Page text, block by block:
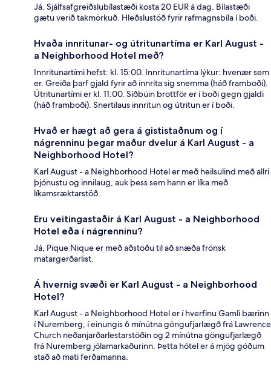
Já. Sjálfsafgreiðslubílastæði kosta 20 EUR á dag. Bílastæði
gætu verið takmörkuð. Hleðslustöð fyrir rafmagnsbíla í boði.
Hvaða innritunar- og útritunartíma er Karl August -
a Neighborhood Hotel með?
Innritunartími hefst: kl. 15:00. Innritunartíma lýkur: hvenær sem
er. Greiða þarf gjald fyrir að innrita sig snemma (háð framboði).
Útritunartími er kl. 11:00. Síðbúin brottför er í boði gegn gjaldi
(háð framboði). Snertilaus innritun og útritun er í boði.
Hvað er hægt að gera á gististaðnum og í
nágrenninu þegar maður dvelur á Karl August - a
Neighborhood Hotel?
Karl August - a Neighborhood Hotel er með heilsulind með allri
þjónustu og innilaug, auk þess sem hann er líka með
líkamsræktarstöð.
Eru veitingastaðir á Karl August - a Neighborhood
Hotel eða í nágrenninu?
Já, Pique Nique er með aðstöðu til að snæða frönsk
matargerðarlist.
Á hvernig svæði er Karl August - a Neighborhood
Hotel?
Karl August - a Neighborhood Hotel er í hverfinu Gamli bærinn
í Nuremberg, í einungis 6 mínútna göngufjarlægð frá Lawrence
Church neðanjarðarlestarstöðin og 2 mínútna göngufjarlægð
frá Nuremberg jólamarkaðurinn. Þetta hótel er á mjög góðum
stað að mati ferðamanna.